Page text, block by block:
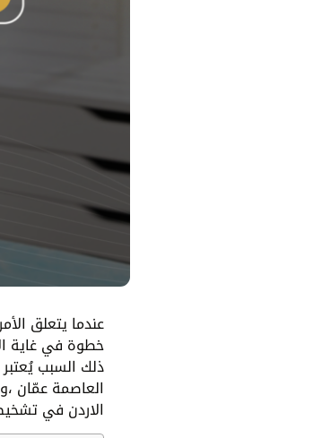
عندما يتعلق
خطوة في غاية
ذلك السبب
العاصمة عمّان
الاردن في